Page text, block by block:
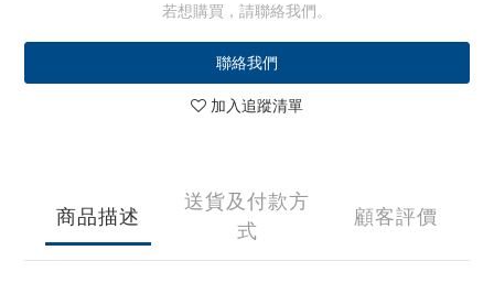
若想購買，請聯絡我們。
聯絡我們
加入追蹤清單
商品描述
送貨及付款方
式
顧客評價